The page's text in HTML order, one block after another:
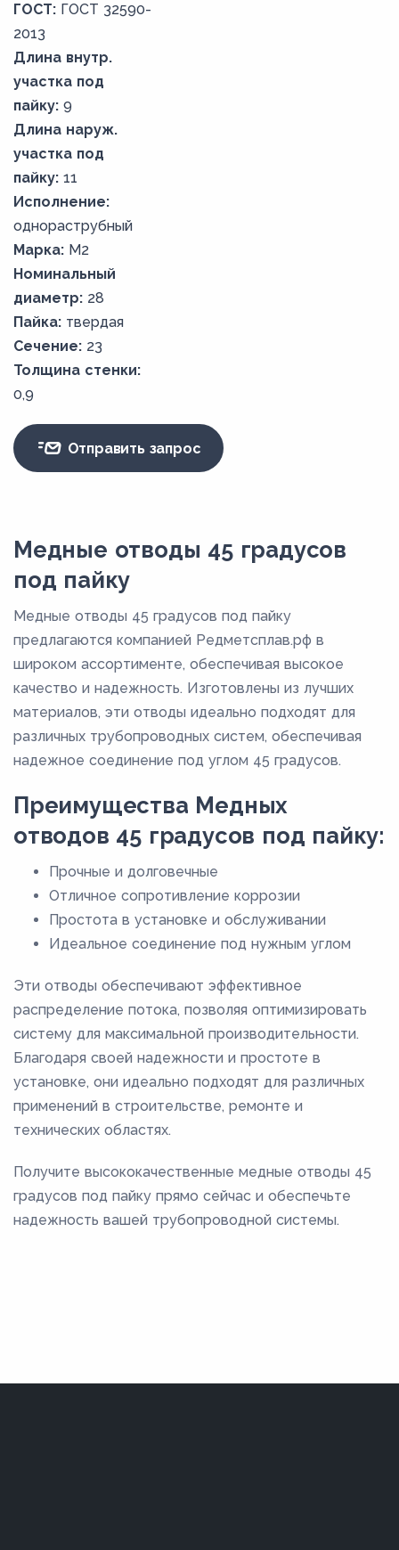
ГОСТ: ГОСТ 32590-
2013
Длина внутр.
участка под
пайку: 9
Длина наруж.
участка под
пайку: 11
Исполнение:
однораструбный
Марка: М2
Номинальный
диаметр: 28
Пайка: твердая
Сечение: 23
Толщина стенки:
0,9
Отправить запрос
Медные отводы 45 градусов
под пайку
Медные отводы 45 градусов под пайку
предлагаются компанией Редметсплав.рф в
широком ассортименте, обеспечивая высокое
качество и надежность. Изготовлены из лучших
материалов, эти отводы идеально подходят для
различных трубопроводных систем, обеспечивая
надежное соединение под углом 45 градусов.
Преимущества Медных
отводов 45 градусов под пайку:
Прочные и долговечные
Отличное сопротивление коррозии
Простота в установке и обслуживании
Идеальное соединение под нужным углом
Эти отводы обеспечивают эффективное
распределение потока, позволяя оптимизировать
систему для максимальной производительности.
Благодаря своей надежности и простоте в
установке, они идеально подходят для различных
применений в строительстве, ремонте и
технических областях.
Получите высококачественные медные отводы 45
градусов под пайку прямо сейчас и обеспечьте
надежность вашей трубопроводной системы.